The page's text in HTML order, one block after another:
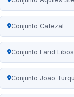
Conjunto Cafezal
Conjunto Farid Libos
Conjunto João